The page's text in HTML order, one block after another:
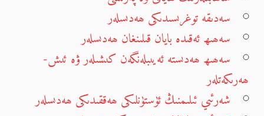
سەدىقە توغرىسىدىكى ھەدىسلەر
سەھىھ ئەقىدە بايان قىلىنغان ھەدىسلەر
سەھىھ ھەدىستە ئەيىبلەنگەن كىشىلەر ۋە ئىش-
ھەرىكەتلەر
شەرئىي ئىلىمنىڭ ئۈستۈنلىكى ھەققىدىكى ھەدىسلەر